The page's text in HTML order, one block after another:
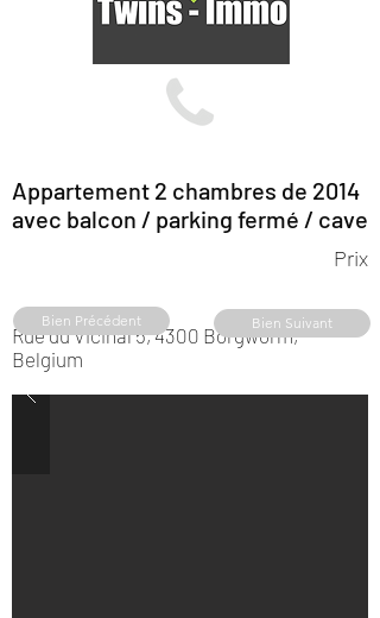
Appartement 2 chambres de 2014
avec balcon / parking fermé / cave
Prix
Rue du Vicinal 5, 4300 Borgworm,
Belgium
Bien Suivant
Bien Précédent